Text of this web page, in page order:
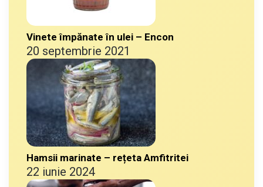
Vinete împănate în ulei – Encon
20 septembrie 2021
Hamsii marinate – rețeta Amfitritei
22 iunie 2024